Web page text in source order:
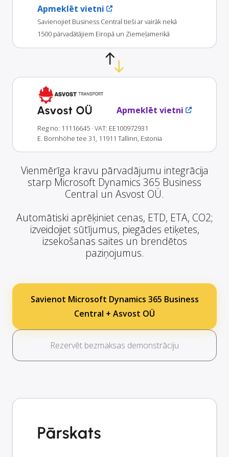
Apmeklēt vietni
Savienojiet Business Central tieši ar vairāk nekā
1500 pārvadātājiem Eiropā un Ziemeļamerikā
Asvost OÜ Apmeklēt vietni
Reg no: 11116645 · VAT: EE100972931
E. Bornhöhe tee 31, 11911 Tallinn, Estonia
Vienmērīga kravu pārvadājumu integrācija
starp Microsoft Dynamics 365 Business
Central un Asvost OÜ.
Automātiski aprēķiniet cenas, ETD, ETA, CO2;
izveidojiet sūtījumus, piegādes etiķetes,
izsekošanas saites un brendētos
paziņojumus.
Savienot Microsoft Dynamics 365 Business
Central + Asvost OÜ
Rezervēt bezmaksas demonstrāciju
Pārskats